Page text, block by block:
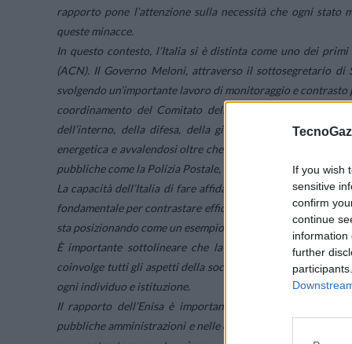
If you wish
sensitive
confirm
continue
information
further
rapporto pone l’attenzione sulla necessità che ogni
queste minacce.
In questo contesto, l’Italia si è distinta come uno dei
(ACN). Il Governo Meloni, attraverso il sottosegretario
svolgendo un’importante lavoro di monitoraggio e
coordinamento del Comitato dell’Autorità delegata per
dell’interno, della difesa, della giustizia, dell’economia e
energetica e avvalendosi oltre che dall’Agenzia per la
pubbliche come la Polizia Postale, il Garante per la
La capacità dell’Italia di fare affidamento su infrastrutture
fondamentale per contrastare efficacemente le potenziali
sta posizionando come un esempio di buone pratiche nel
È importante sottolineare che la sicurezza informatica
coinvolge tutti gli aspetti della società. La protezione delle
ogni individuo e istituzione.
Il rapporto dell’Enisa è importante perché evidenzia i
pubbliche amministrazioni e nelle elezioni europee. È